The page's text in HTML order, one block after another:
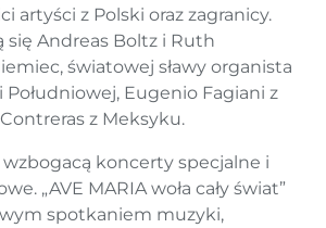
artyści z Polski oraz zagranicy.
się Andreas Boltz i Ruth
światowej sławy organista
Eugenio Fagiani z
z Meksyku.
koncerty specjalne i
„AVE MARIA woła cały świat”
spotkaniem muzyki,